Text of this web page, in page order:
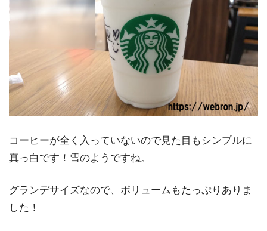
コーヒーが全く入っていないので見た目もシンプルに
真っ白です！雪のようですね。
グランデサイズなので、ボリュームもたっぷりありま
した！